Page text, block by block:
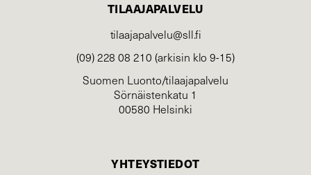
TILAAJAPALVELU
tilaajapalvelu@sll.fi
(09) 228 08 210 (arkisin klo 9-15)
Suomen Luonto/tilaajapalvelu
Sörnäistenkatu 1
00580 Helsinki
YHTEYSTIEDOT